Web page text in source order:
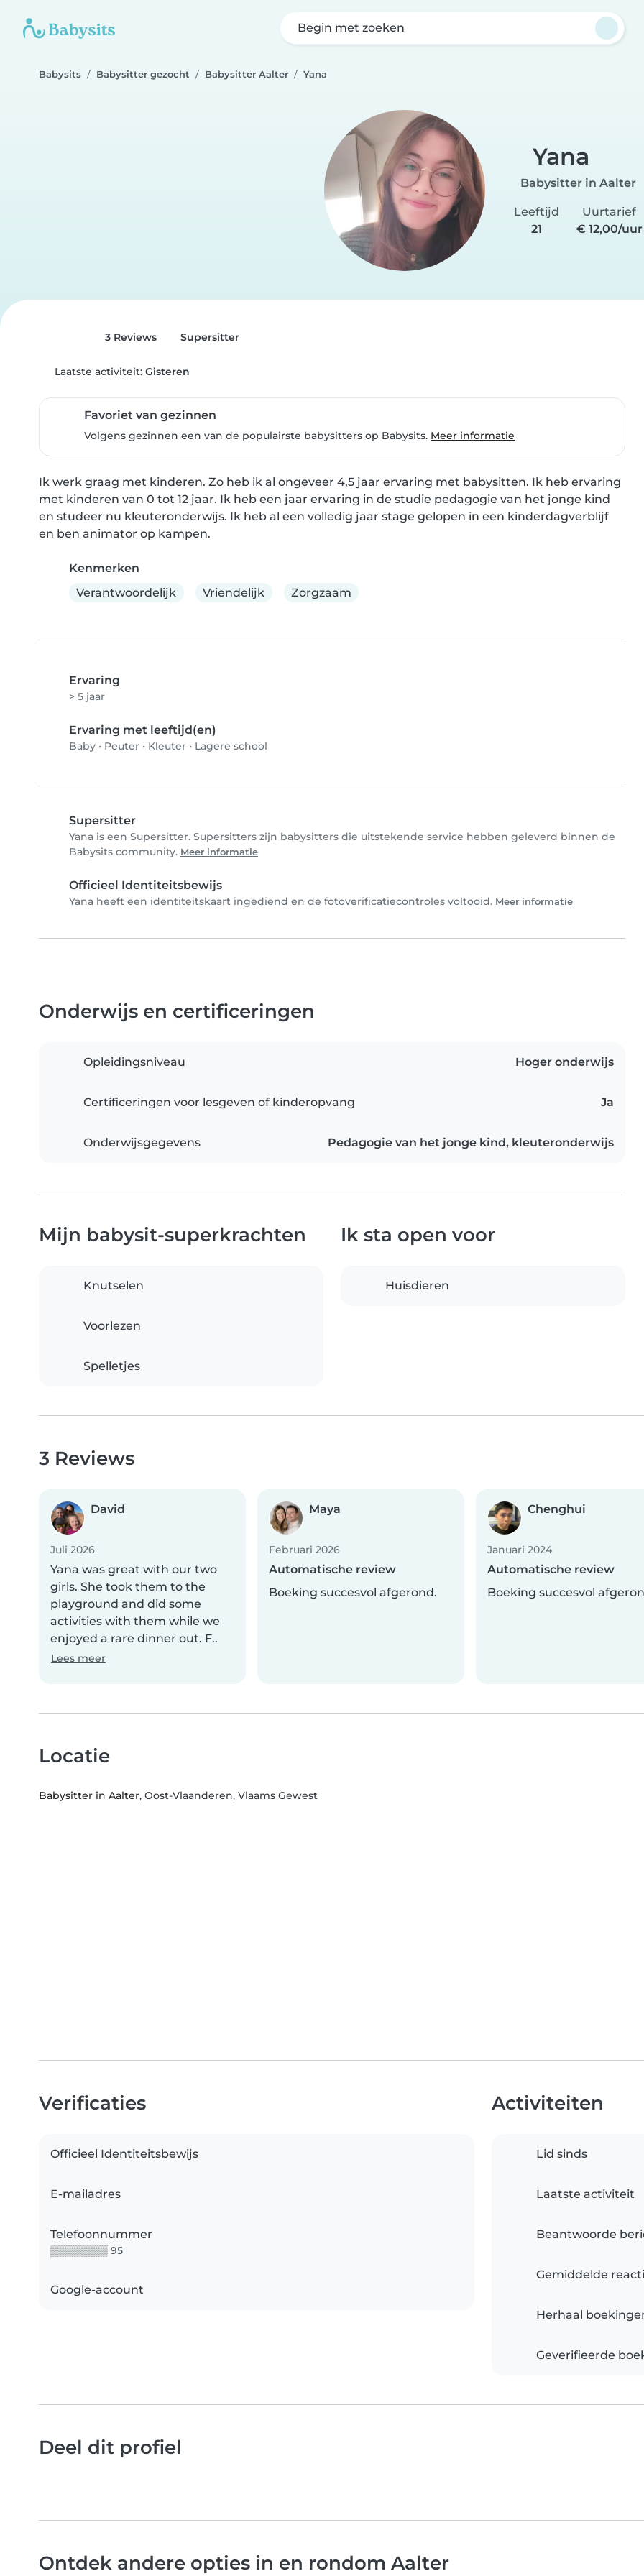
Begin met zoeken
Babysits Babysitter gezocht Babysitter Aalter Yana
Yana
Babysitter in Aalter
Leeftijd
21
Uurtarief
€ 12,00/uur
3 Reviews Supersitter
Laatste activiteit: Gisteren
Favoriet van gezinnen
Volgens gezinnen een van de populairste babysitters op Babysits. Meer informatie
Ik werk graag met kinderen. Zo heb ik al ongeveer 4,5 jaar ervaring met babysitten. Ik heb ervaring
met kinderen van 0 tot 12 jaar. Ik heb een jaar ervaring in de studie pedagogie van het jonge kind
en studeer nu kleuteronderwijs. Ik heb al een volledig jaar stage gelopen in een kinderdagverblijf
en ben animator op kampen.
Kenmerken
Verantwoordelijk
Vriendelijk Zorgzaam
Ervaring
> 5 jaar
Ervaring met leeftijd(en)
Baby • Peuter • Kleuter • Lagere school
Supersitter
Yana is een Supersitter. Supersitters zijn babysitters die uitstekende service hebben geleverd binnen de
Babysits community. Meer informatie
Officieel Identiteitsbewijs
Yana heeft een identiteitskaart ingediend en de fotoverificatiecontroles voltooid. Meer informatie
Onderwijs en certificeringen
Opleidingsniveau Hoger onderwijs
Certificeringen voor lesgeven of kinderopvang Ja
Onderwijsgegevens Pedagogie van het jonge kind, kleuteronderwijs
Mijn babysit-superkrachten
Knutselen
Voorlezen
Spelletjes
Ik sta open voor
Huisdieren
3 Reviews
David
Juli 2026
Yana was great with our two
girls. She took them to the
playground and did some
activities with them while we
enjoyed a rare dinner out. F..
Lees meer
Maya
Februari 2026
Automatische review
Boeking succesvol afgerond.
Chenghui
Januari 2024
Automatische review
Boeking succesvol
Locatie
Babysitter in Aalter, Oost-Vlaanderen, Vlaams Gewest
Verificaties
Officieel Identiteitsbewijs
E-mailadres
Telefoonnummer
▒▒▒▒▒▒▒▒ 95
Google-account
Activiteiten
Lid sinds
Laatste activiteit
Beantwoorde
Gemiddelde
Herhaal
Geverifieerde
Deel dit profiel
Ontdek andere opties in en rondom Aalter